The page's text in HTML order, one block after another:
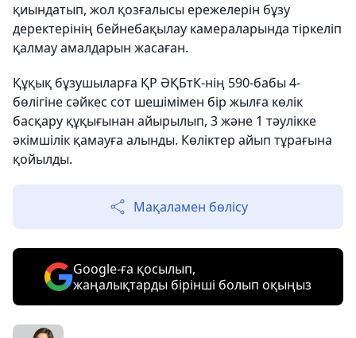
қиындатып, жол қозғалысы ережелерін бұзу
деректерінің бейнебақылау камераларында тіркеліп
қалмау амалдарын жасаған.
Құқық бұзушыларға ҚР ӘҚБтК-нің 590-бабы 4-
бөлігіне сәйкес сот шешімімен бір жылға көлік
басқару құқығынан айырылып, 3 және 1 тәулікке
әкімшілік қамауға алынды. Көліктер айып тұрағына
қойылды.
Мақаламен бөлісу
Google-ға қосылып,
жаңалықтарды бірінші болып оқыңыз